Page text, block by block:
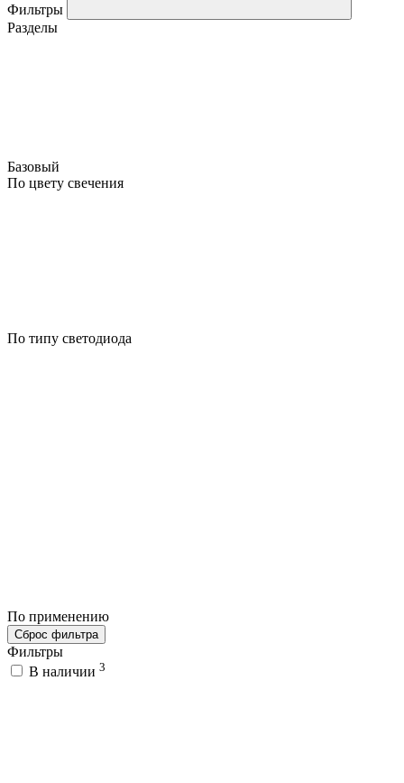
Фильтры
Разделы
Базовый
По цвету свечения
По типу светодиода
По применению
Сброс фильтра
Фильтры
В наличии 3